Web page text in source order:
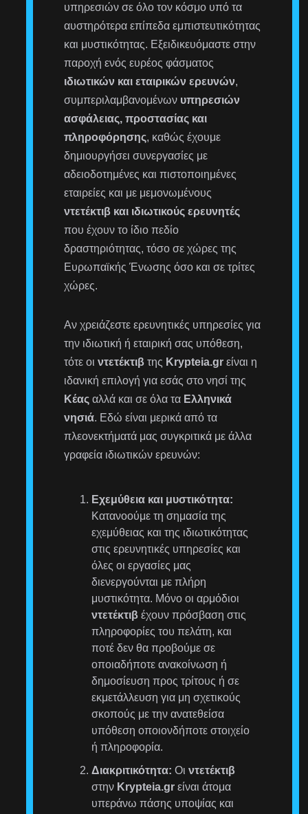
υπηρεσιών σε όλο τον κόσμο υπό τα
αυστηρότερα επίπεδα εμπιστευτικότητας
και μυστικότητας. Εξειδικευόμαστε στην
παροχή ενός ευρέος φάσματος
ιδιωτικών και εταιρικών ερευνών,
συμπεριλαμβανομένων υπηρεσιών
ασφάλειας, προστασίας και
πληροφόρησης, καθώς έχουμε
δημιουργήσει συνεργασίες με
αδειοδοτημένες και πιστοποιημένες
εταιρείες και με μεμονωμένους
ντετέκτιβ και ιδιωτικούς ερευνητές
που έχουν το ίδιο πεδίο
δραστηριότητας, τόσο σε χώρες της
Ευρωπαϊκής Ένωσης όσο και σε τρίτες
χώρες.
Αν χρειάζεστε ερευνητικές υπηρεσίες για
την ιδιωτική ή εταιρική σας υπόθεση,
τότε οιντετέκτιβ της Krypteia.gr είναι η
ιδανική επιλογή για εσάς στο νησί της
Κέας αλλά και σε όλα τα Ελληνικά
νησιά. Εδώ είναι μερικά από τα
πλεονεκτήματά μας συγκριτικά με άλλα
γραφεία ιδιωτικών ερευνών:
Εχεμύθεια και μυστικότητα:
Κατανοούμε τη σημασία της
εχεμύθειας και της ιδιωτικότητας
στις ερευνητικές υπηρεσίες και
όλες οι εργασίες μας
διενεργούνται με πλήρη
μυστικότητα. Μόνο οι αρμόδιοι
ντετέκτιβ έχουν πρόσβαση στις
πληροφορίες του πελάτη, και
ποτέ δεν θα προβούμε σε
οποιαδήποτε ανακοίνωση ή
δημοσίευση προς τρίτους ή σε
εκμετάλλευση για μη σχετικούς
σκοπούς με την ανατεθείσα
υπόθεση οποιονδήποτε στοιχείο
ή πληροφορία.
Διακριτικότητα: Οιντετέκτιβ
στην Krypteia.gr είναι άτομα
υπεράνω πάσης υποψίας και